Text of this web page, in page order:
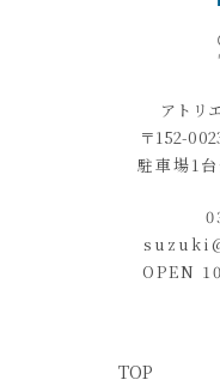
アトリ
〒152-
駐車場1
OPEN
TOP